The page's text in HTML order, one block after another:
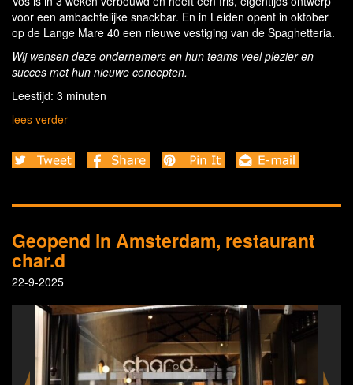
voor een ambachtelijke snackbar. En in Leiden opent in oktober
op de Lange Mare 40 een nieuwe vestiging van de Spaghetteria.
Wij wensen deze ondernemers en hun teams veel plezier en
succes met hun nieuwe concepten.
Leestijd: 3 minuten
lees verder
Geopend in Amsterdam, restaurant
char.d
22-9-2025